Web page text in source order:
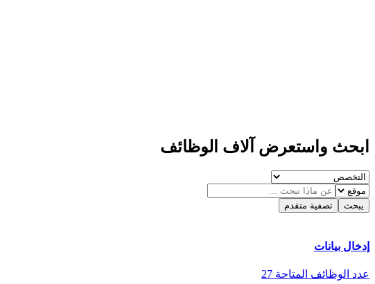
ابحث واستعرض آلاف الوظائف
يبحث تصفية متقدم
إدخال بيانات
عدد الوظائف المتاحة